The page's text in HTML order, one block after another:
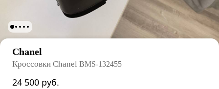
Chanel
Кроссовки Chanel BMS-132455
24 500 руб.